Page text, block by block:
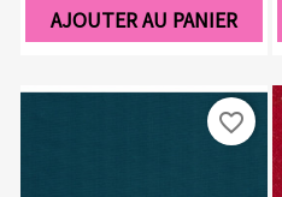
AJOUTER AU PANIER
favorite_border